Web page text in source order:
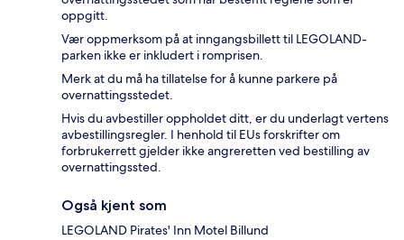
oppgitt.
Vær oppmerksom på at inngangsbillett til LEGOLAND-
parken ikke er inkludert i romprisen.
Merk at du må ha tillatelse for å kunne parkere på
overnattingsstedet.
Hvis du avbestiller oppholdet ditt, er du underlagt vertens
avbestillingsregler. I henhold til EUs forskrifter om
forbrukerrett gjelder ikke angreretten ved bestilling av
overnattingssted.
Også kjent som
LEGOLAND Pirates' Inn Motel Billund